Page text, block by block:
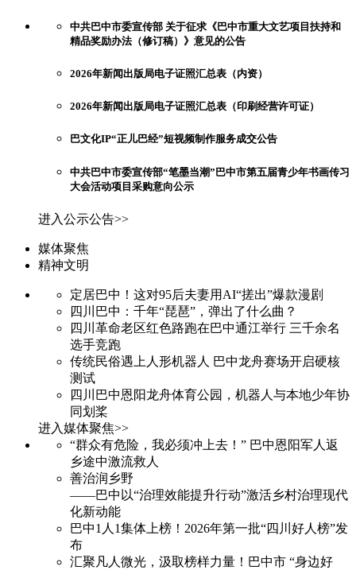
中共巴中市委宣传部 关于征求《巴中市重大文艺项目扶持和
精品奖励办法（修订稿）》意见的公告
2026年新闻出版局电子证照汇总表（内资）
2026年新闻出版局电子证照汇总表（印刷经营许可证）
巴文化IP“正儿巴经”短视频制作服务成交公告
中共巴中市委宣传部“笔墨当潮”巴中市第五届青少年书画传习
大会活动项目采购意向公示
进入公示公告>>
媒体聚焦
精神文明
定居巴中！这对95后夫妻用AI“搓出”爆款漫剧
四川巴中：千年“琵琶”，弹出了什么曲？
四川革命老区红色路跑在巴中通江举行 三千余名
选手竞跑
传统民俗遇上人形机器人 巴中龙舟赛场开启硬核
测试
四川巴中恩阳龙舟体育公园，机器人与本地少年协
同划桨
进入媒体聚焦>>
“群众有危险，我必须冲上去！” 巴中恩阳军人返
乡途中激流救人
善治润乡野
——巴中以“治理效能提升行动”激活乡村治理现代
化新动能
巴中1人1集体上榜！2026年第一批“四川好人榜”发
布
汇聚凡人微光，汲取榜样力量！巴中市 “身边好